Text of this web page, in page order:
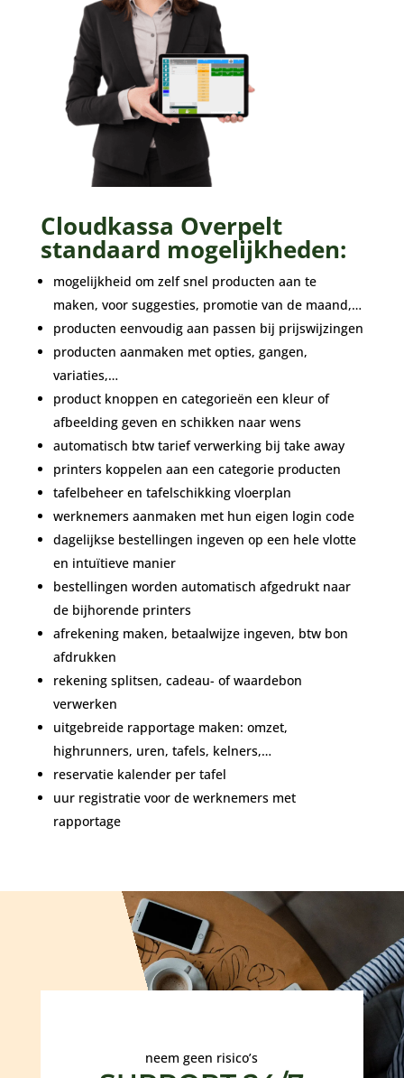
Cloudkassa Overpelt
standaard mogelijkheden:
mogelijkheid om zelf snel producten aan te
maken, voor suggesties, promotie van de maand,…
producten eenvoudig aan passen bij prijswijzingen
producten aanmaken met opties, gangen,
variaties,…
product knoppen en categorieën een kleur of
afbeelding geven en schikken naar wens
automatisch btw tarief verwerking bij take away
printers koppelen aan een categorie producten
tafelbeheer en tafelschikking vloerplan
werknemers aanmaken met hun eigen login code
dagelijkse bestellingen ingeven op een hele vlotte
en intuïtieve manier
bestellingen worden automatisch afgedrukt naar
de bijhorende printers
afrekening maken, betaalwijze ingeven, btw bon
afdrukken
rekening splitsen, cadeau- of waardebon
verwerken
uitgebreide rapportage maken: omzet,
highrunners, uren, tafels, kelners,…
reservatie kalender per tafel
uur registratie voor de werknemers met
rapportage
neem geen risico’s